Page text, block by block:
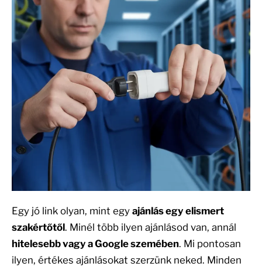
Egy jó link olyan, mint egy ajánlás egy elismert
szakértőtől. Minél több ilyen ajánlásod van, annál
hitelesebb vagy a Google szemében. Mi pontosan
ilyen, értékes ajánlásokat szerzünk neked. Minden